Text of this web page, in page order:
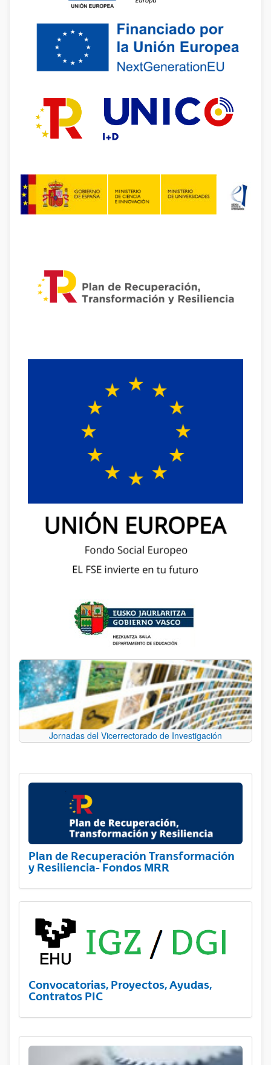
Jornadas del Vicerrectorado de Investigación
Plan de Recuperación Transformación
y Resiliencia- Fondos MRR
Convocatorias, Proyectos, Ayudas,
Contratos PIC